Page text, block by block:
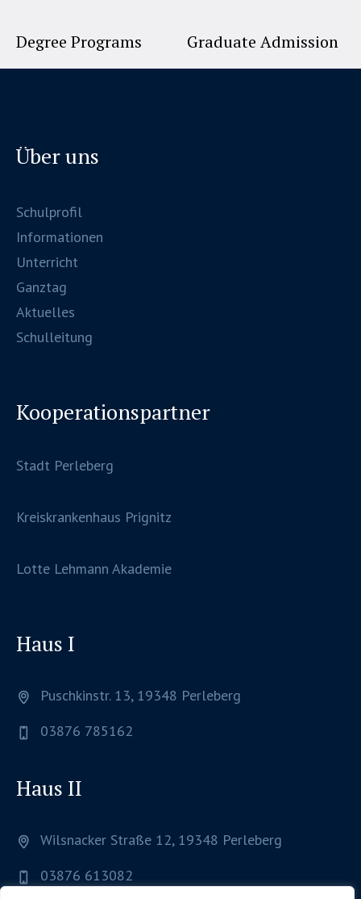
Degree Programs Graduate Admission
Über uns
Schulprofil
Informationen
Unterricht
Ganztag
Aktuelles
Schulleitung
Kooperationspartner
Stadt Perleberg
Kreiskrankenhaus Prignitz
Lotte Lehmann Akademie
Haus I
Puschkinstr. 13, 19348 Perleberg
03876 785162
Haus II
Wilsnacker Straße 12, 19348 Perleberg
03876 613082